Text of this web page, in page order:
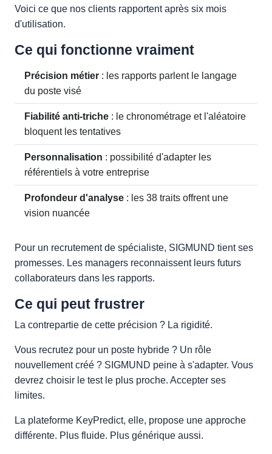
Voici ce que nos clients rapportent après six mois
d'utilisation.
Ce qui fonctionne vraiment
Précision métier : les rapports parlent le langage
du poste visé
Fiabilité anti-triche : le chronométrage et l'aléatoire
bloquent les tentatives
Personnalisation : possibilité d'adapter les
référentiels à votre entreprise
Profondeur d'analyse : les 38 traits offrent une
vision nuancée
Pour un recrutement de spécialiste, SIGMUND tient ses
promesses. Les managers reconnaissent leurs futurs
collaborateurs dans les rapports.
Ce qui peut frustrer
La contrepartie de cette précision ? La rigidité.
Vous recrutez pour un poste hybride ? Un rôle
nouvellement créé ? SIGMUND peine à s'adapter. Vous
devrez choisir le test le plus proche. Accepter ses
limites.
La plateforme KeyPredict, elle, propose une approche
différente. Plus fluide. Plus générique aussi.